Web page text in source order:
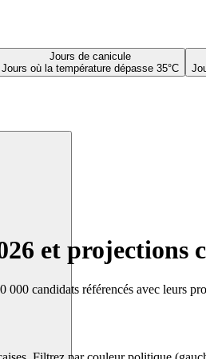
Jours de canicule
Jours où la température dépasse 35°C
et projections
candidats référencés avec leurs